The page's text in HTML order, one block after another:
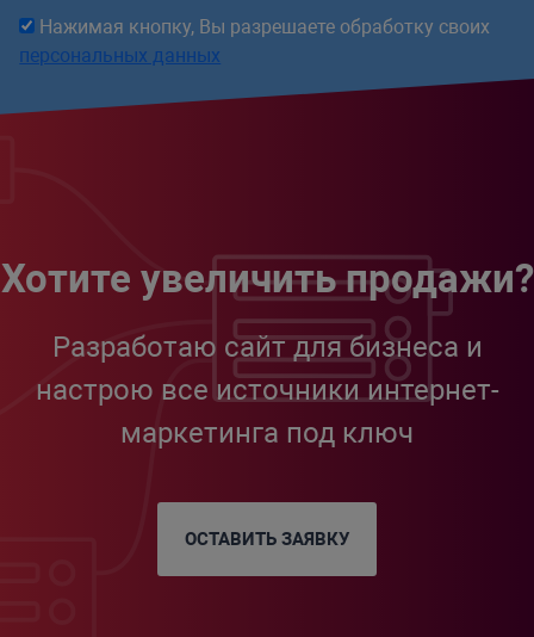
Нажимая кнопку, Вы разрешаете обработку своих
персональных данных
Хотите увеличить продажи?
Разработаю сайт для бизнеса и
настрою все источники интернет-
маркетинга под ключ
ОСТАВИТЬ ЗАЯВКУ